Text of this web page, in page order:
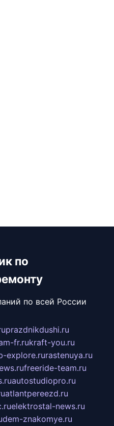
по
по всей России
prazdnikdushi.ru
fr.rukraft-you.ru
explore.rurastenuya.ru
freeride-team.ru
autostudiopro.ru
atlantpereezd.ru
elektrostal-news.ru
znakomye.ru